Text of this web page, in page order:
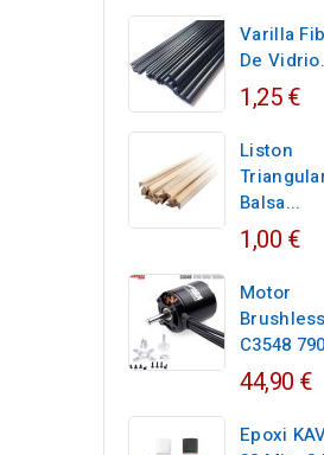
Varilla
De
1,25 €
Liston
Balsa...
1,00 €
Motor
Brushless
C3548
44,90 €
Epoxi